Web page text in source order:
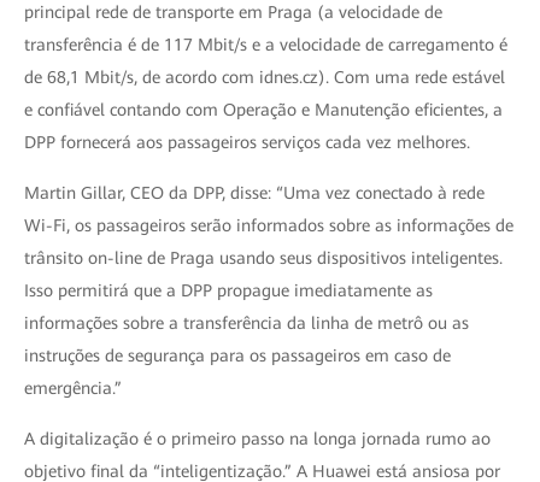
principal rede de transporte em Praga (a velocidade de
transferência é de 117 Mbit/s e a velocidade de carregamento é
de 68,1 Mbit/s, de acordo com idnes.cz). Com uma rede estável
e confiável contando com Operação e Manutenção eficientes, a
DPP fornecerá aos passageiros serviços cada vez melhores.
Martin Gillar, CEO da DPP, disse: “Uma vez conectado à rede
Wi-Fi, os passageiros serão informados sobre as informações de
trânsito on-line de Praga usando seus dispositivos inteligentes.
Isso permitirá que a DPP propague imediatamente as
informações sobre a transferência da linha de metrô ou as
instruções de segurança para os passageiros em caso de
emergência.”
A digitalização é o primeiro passo na longa jornada rumo ao
objetivo final da “inteligentização.” A Huawei está ansiosa por